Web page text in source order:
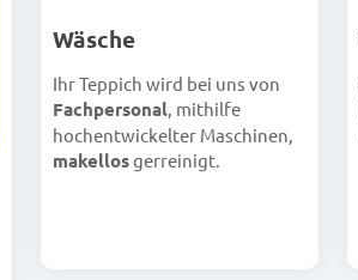
Wäsche
Ihr Teppich wird bei uns von
Fachpersonal, mithilfe
hochentwickelter Maschinen,
makellosgerreinigt.